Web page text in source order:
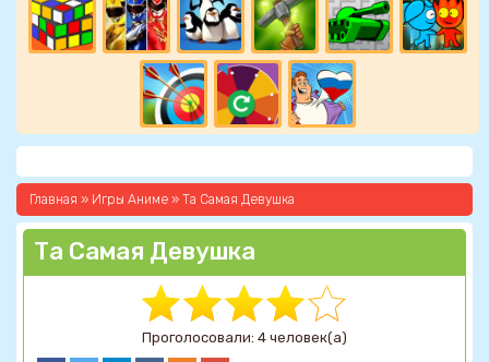
Главная » Игры Аниме » Та Самая Девушка
Та Самая Девушка
Проголосовали: 4 человек(а)